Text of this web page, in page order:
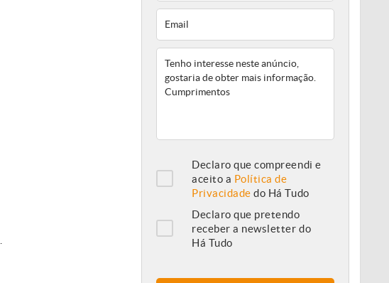
Declaro que compreendi e
aceito a Política de
Privacidade do Há Tudo
Declaro que pretendo
receber a newsletter do
Há Tudo